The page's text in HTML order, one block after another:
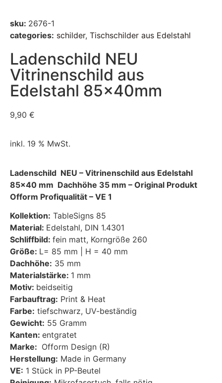
sku: 2676-1
categories: schilder, Tischschilder aus Edelstahl
Ladenschild NEU
Vitrinenschild aus
Edelstahl 85x40mm
9,90 €
inkl. 19 % MwSt.
Ladenschild NEU – Vitrinenschild aus Edelstahl
85×40 mm Dachhöhe 35 mm – Original Produkt
Ofform Profiqualität – VE 1
Kollektion: TableSigns 85
Material: Edelstahl, DIN 1.4301
Schliffbild: fein matt, Korngröße 260
Größe: L= 85 mm | H = 40 mm
Dachhöhe: 35 mm
Materialstärke: 1 mm
Motiv: beidseitig
Farbauftrag: Print & Heat
Farbe: tiefschwarz, UV-beständig
Gewicht: 55 Gramm
Kanten: entgratet
Marke: Ofform Design (R)
Herstellung: Made in Germany
VE: 1 Stück in PP-Beutel